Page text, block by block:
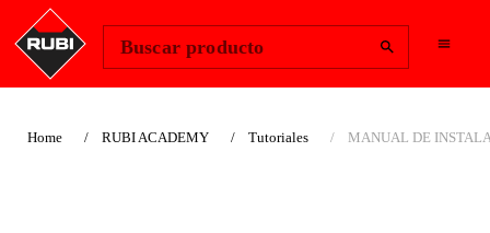
Buscar producto
Home RUBI ACADEMY Tutoriales MANUAL DE